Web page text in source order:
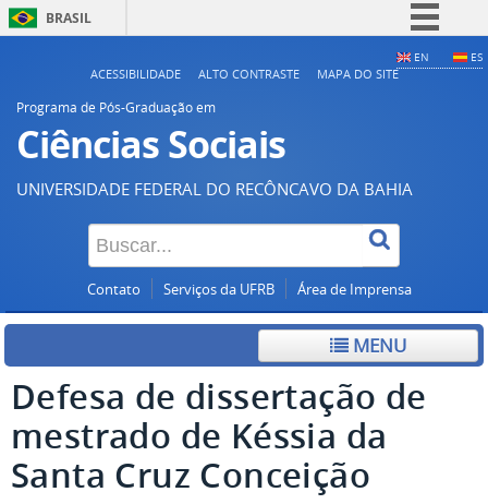
BRASIL
Acesso à informação
Legislação
Canais
EN ES
ACESSIBILIDADE ALTO CONTRASTE MAPA DO SITE
Programa de Pós-Graduação em
Ciências Sociais
UNIVERSIDADE FEDERAL DO RECÔNCAVO DA BAHIA
Contato Serviços da UFRB Área de Imprensa
MENU
Defesa de dissertação de
mestrado de Késsia da
Santa Cruz Conceição